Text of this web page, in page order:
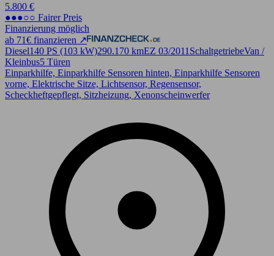
5.800 €
●●●○○ Fairer Preis
Finanzierung möglich
ab 71€ finanzieren ↗
Diesel140 PS (103 kW)290.170 kmEZ 03/2011 SchaltgetriebeVan /
Kleinbus5 Türen
Einparkhilfe, Einparkhilfe Sensoren hinten, Einparkhilfe Sensoren
vorne, Elektrische Sitze, Lichtsensor, Regensensor,
Scheckheftgepflegt, Sitzheizung, Xenonscheinwerfer